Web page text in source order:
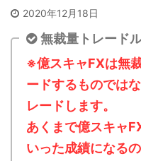
2020年12月18日
無裁量トレード
※億スキャFXは無
ードするものでは
レードします。
あくまで億スキャ
いった成績になる